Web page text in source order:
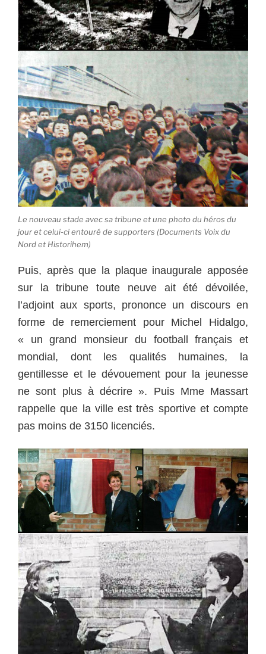
Le nouveau stade avec sa tribune et une photo du héros du
jour et celui-ci entouré de supporters (Documents Voix du
Nord et Historihem)
Puis, après que la plaque inaugurale apposée
sur la tribune toute neuve ait été dévoilée,
l’adjoint aux sports, prononce un discours en
forme de remerciement pour Michel Hidalgo,
« un grand monsieur du football français et
mondial, dont les qualités humaines, la
gentillesse et le dévouement pour la jeunesse
ne sont plus à décrire ». Puis Mme Massart
rappelle que la ville est très sportive et compte
pas moins de 3150 licenciés.